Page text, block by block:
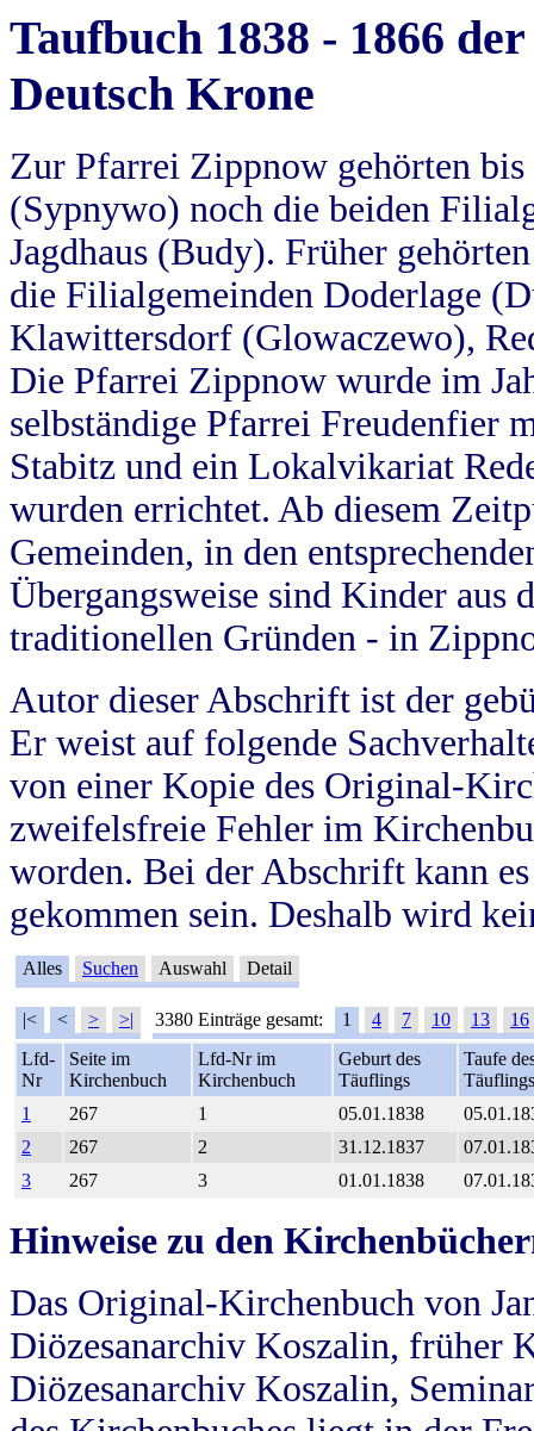
Taufbuch 1838 - 1866
Deutsch Krone
Zur Pfarrei Zippnow gehörten
(Sypnywo) noch die beiden
Jagdhaus (Budy). Früher
die Filialgemeinden Doderlage
Klawittersdorf (Glowaczewo),
Die Pfarrei Zippnow wurde im
selbständige Pfarrei Freudenfier
Stabitz und ein Lokalvikariat
wurden errichtet. Ab diesem
Gemeinden, in den
Übergangsweise sind Kinder aus
traditionellen Gründen - in
Autor dieser Abschrift ist der
Er weist auf folgende
von einer Kopie des Original-
zweifelsfreie Fehler im
worden. Bei der Abschrift kann
gekommen sein. Deshalb wird
Alles Suchen Auswahl Detail
|< < > >| 3380 Einträge gesamt: 1 4 7 10 13
16
Lfd-
Nr
Seite im
Kirchenbuch
Lfd-Nr im
Kirchenbuch
Geburt des
Täuflings
Taufe
Täuflings
1
267 1 05.01.1838
2
267 2 31.12.1837
3
267 3 01.01.1838
Hinweise zu den
Das Original-Kirchenbuch von
Diözesanarchiv Koszalin, früher
Diözesanarchiv Koszalin,